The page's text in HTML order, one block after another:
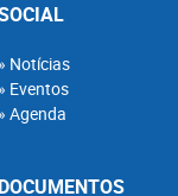
Notícias
Eventos
Agenda
DOCUMENTOS